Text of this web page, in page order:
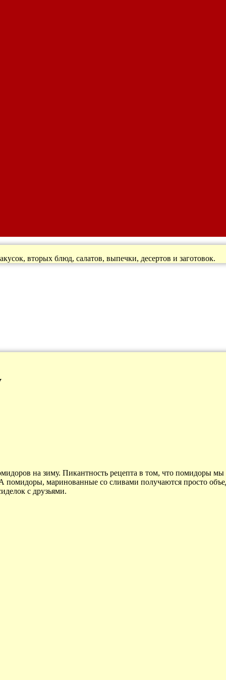
вторых блюд, салатов, выпечки, десертов и заготовок.
на зиму. Пикантность рецепта в том, что помидоры
помидоры, маринованные со сливами получаются просто
с друзьями.